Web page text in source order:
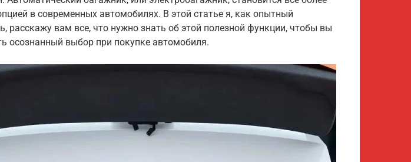
в современных автомобилях. В этой статье я, как опытный
расскажу вам все, что нужно знать об этой полезной функции, чтобы вы
осознанный выбор при покупке автомобиля.